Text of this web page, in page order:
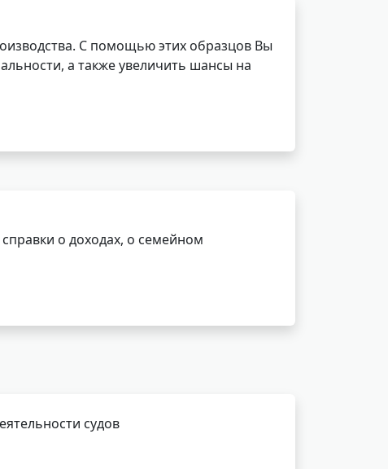
С помощью этих образцов Вы
а также увеличить шансы на
о доходах, о семейном
судов